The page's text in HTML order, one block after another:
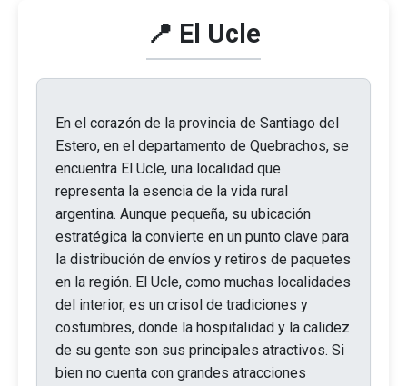
📍 El Ucle
En el corazón de la provincia de Santiago del
Estero, en el departamento de Quebrachos, se
encuentra El Ucle, una localidad que
representa la esencia de la vida rural
argentina. Aunque pequeña, su ubicación
estratégica la convierte en un punto clave para
la distribución de envíos y retiros de paquetes
en la región. El Ucle, como muchas localidades
del interior, es un crisol de tradiciones y
costumbres, donde la hospitalidad y la calidez
de su gente son sus principales atractivos. Si
bien no cuenta con grandes atracciones